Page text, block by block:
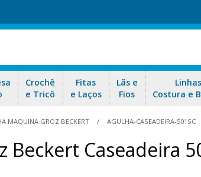
Crochê
e Tricô
Fitas
e Laços
Lãs e
Fios
Linhas
Costura e
MAQUINA GROZ BECKERT AGULHA-CASEADEIRA-501SC
Caseadeira